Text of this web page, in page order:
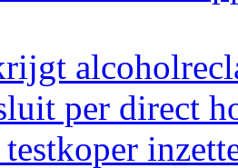
per direct